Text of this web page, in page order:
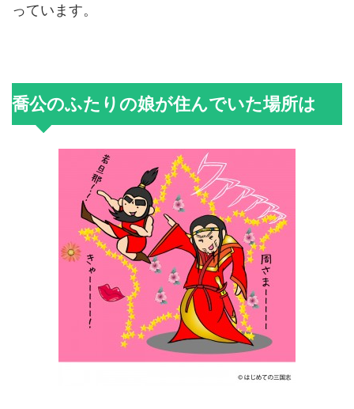
っています。
喬公のふたりの娘が住んでいた場所は